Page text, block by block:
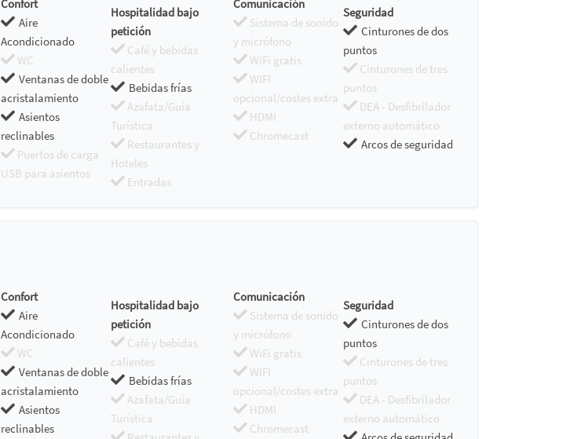
Confort
Aire
Acondicionado
WC
Ventanas de doble
acristalamiento
Asientos
reclinables
Puertos de carga
USB para asientos
Hospitalidad bajo
petición
Café y bebidas
calientes
Bebidas frías
Azafata/Guía
Turística
Restaurantes y
Hoteles
Entradas
Comunicación
Sistema de sonido
y micrófono
WiFi gratis
WIFI
opcional/costes extra
HDMI
Chromecast
Seguridad
Cinturones de dos
puntos
Cinturones de tres
puntos
DEA - Desfibrilador
externo automático
Arcos de seguridad
Confort
Aire
Acondicionado
WC
Ventanas de doble
acristalamiento
Asientos
reclinables
Hospitalidad bajo
petición
Café y bebidas
calientes
Bebidas frías
Azafata/Guía
Turística
Comunicación
Sistema de sonido
y micrófono
WiFi gratis
WIFI
opcional/costes extra
HDMI
Chromecast
Seguridad
Cinturones de dos
puntos
Cinturones de tres
puntos
DEA - Desfibrilador
externo automático